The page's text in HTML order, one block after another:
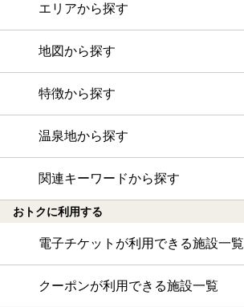
エリアから探す
地図から探す
特徴から探す
温泉地から探す
関連キーワードから探す
おトクに利用する
電子チケットが利用できる施設一覧
クーポンが利用できる施設一覧